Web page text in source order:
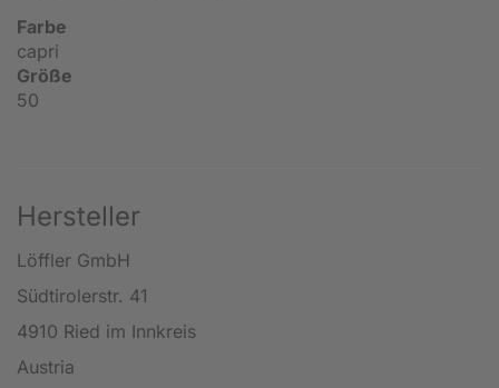
Farbe
capri
Größe
50
Hersteller
Löffler GmbH
Südtirolerstr. 41
4910 Ried im Innkreis
Austria